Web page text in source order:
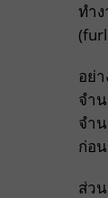
ทำ
อย่
จำ
จำ
ก่อ
ส่ว